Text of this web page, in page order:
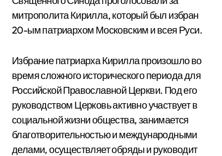
митрополита Кирилла, который был избран
20-ым патриархом Московским и всея Руси.
Избрание патриарха Кирилла произошло во
время сложного исторического периода для
Российской Православной Церкви. Под его
руководством Церковь активно участвует в
социальной жизни общества, занимается
благотворительностью и международными
делами, осуществляет обряды и руководит